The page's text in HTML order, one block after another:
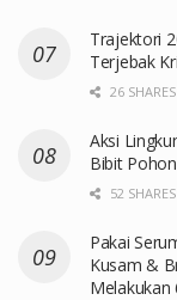
Trajektori
Terjebak
26 SHARES
Aksi
Bibit
52 SHARES
Pakai
Kusam &
Melakukan